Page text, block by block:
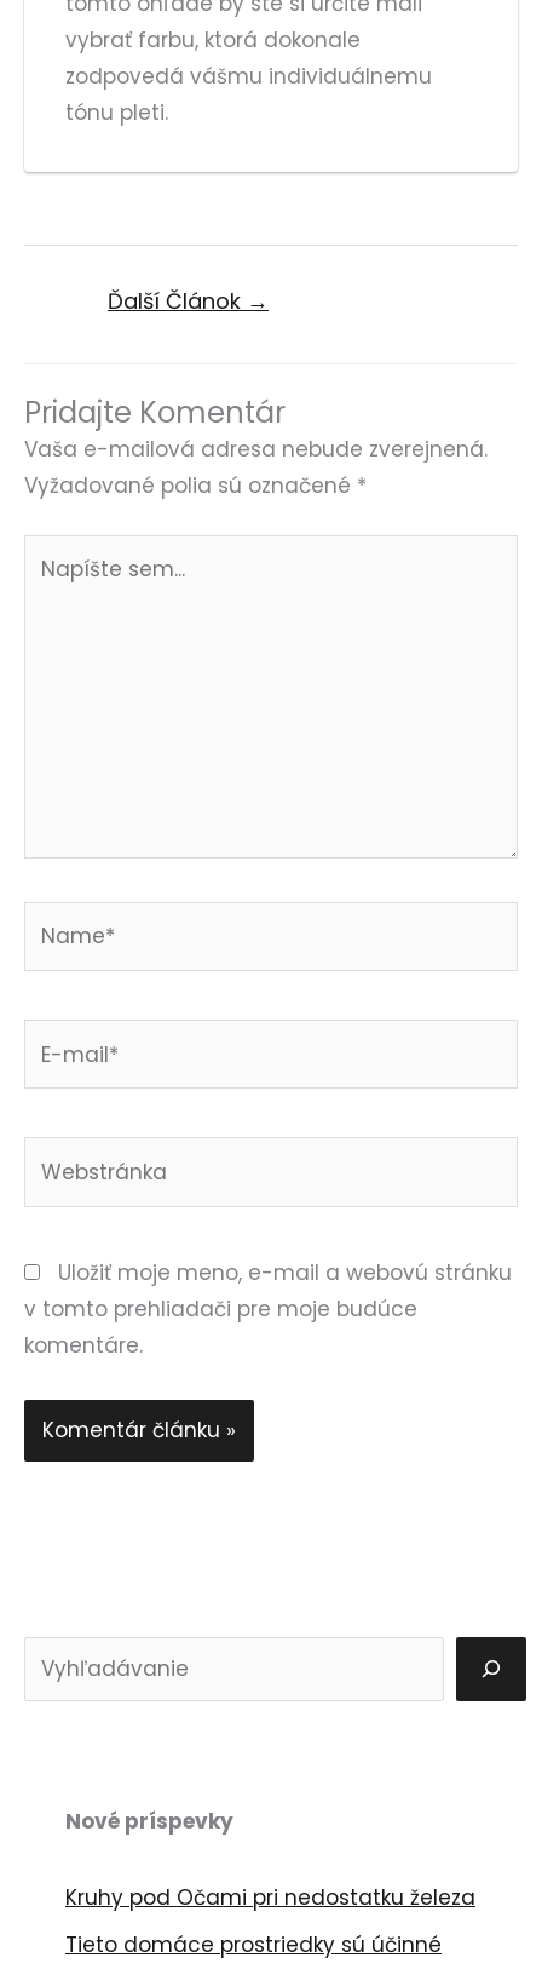
vybrať farbu, ktorá dokonale
zodpovedá vášmu individuálnemu
tónu pleti.
Ďalší Článok →
Pridajte Komentár
Vaša e-mailová adresa nebude zverejnená.
Vyžadované polia sú označené *
sem...
Uložiť moje meno, e-mail a webovú stránku
v tomto prehliadači pre moje budúce
komentáre.
ľ
Nové príspevky
Kruhy pod Očami pri nedostatku železa
Tieto domáce prostriedky sú účinné